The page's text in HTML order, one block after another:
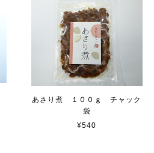
あさり煮 １００ｇ チャック
袋
¥540